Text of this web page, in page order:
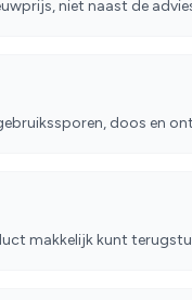
niet naast de
doos en
makkelijk kunt